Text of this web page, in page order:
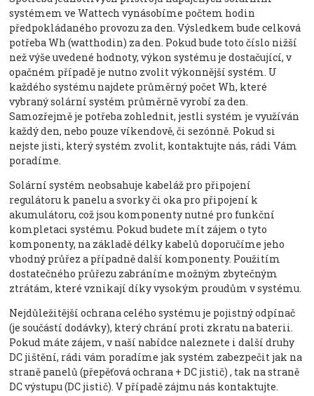
systémem ve Wattech vynásobíme počtem hodin
předpokládaného provozu za den. Výsledkem bude celková
potřeba Wh (watthodin) za den. Pokud bude toto číslo nižší
než výše uvedené hodnoty, výkon systému je dostačující, v
opačném případě je nutno zvolit výkonnější systém. U
každého systému najdete průměrný počet Wh, které
vybraný solární systém průměrně vyrobí za den.
Samozřejmě je potřeba zohlednit, jestli systém je využíván
každý den, nebo pouze víkendově, či sezónně. Pokud si
nejste jisti, který systém zvolit, kontaktujte nás, rádi Vám
poradíme.
Solární systém neobsahuje kabeláž pro připojení
regulátoru k panelu a svorky či oka pro připojení k
akumulátoru, což jsou komponenty nutné pro funkční
kompletaci systému. Pokud budete mít zájem o tyto
komponenty, na základě délky kabelů doporučíme jeho
vhodný průřez a případně další komponenty. Použitím
dostatečného průřezu zabráníme možným zbytečným
ztrátám, které vznikají díky vysokým proudům v systému.
Nejdůležitější ochrana celého systému je pojistný odpínač
(je součástí dodávky), který chrání proti zkratu na baterii.
Pokud máte zájem, v naší nabídce naleznete i další druhy
DC jištění, rádi vám poradíme jak systém zabezpečit jak na
straně panelů (přepěťová ochrana + DC jistič) , tak na straně
DC výstupu (DC jistič). V případě zájmu nás kontaktujte.